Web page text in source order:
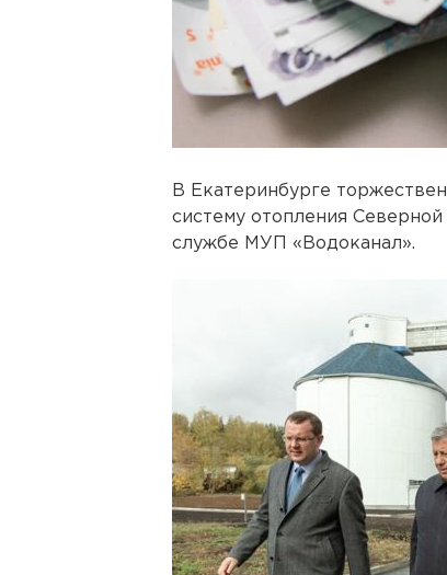
В Екатеринбурге
систему отопления
службе МУП «Водоканал».